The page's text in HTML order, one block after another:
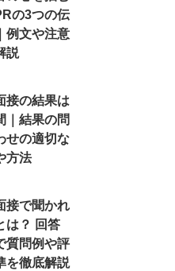
の3つの伝
例文や注意
説
接の結果は
｜結果の問
せの適切な
方法
接で聞かれ
は？ 回答
質問例や評
を徹底解説